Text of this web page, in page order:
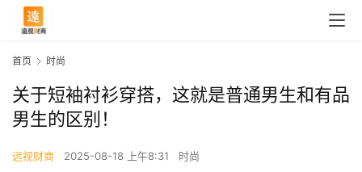
首页 时尚
关于短袖衬衫穿搭，这就是普通男生和有品
男生的区别！
远视财商 2025-08-18 上午8:31 时尚